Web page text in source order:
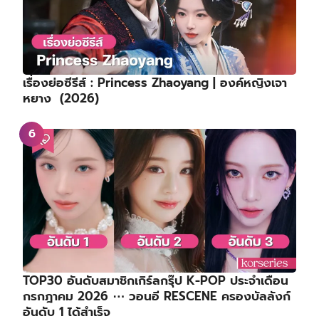
เรื่องย่อซีรีส์ : Princess Zhaoyang | องค์หญิงเจา
หยาง (2026)
TOP30 อันดับสมาชิกเกิร์ลกรุ๊ป K-POP ประจำเดือน
กรกฎาคม 2026 ⋯ วอนอี RESCENE ครองบัลลังก์
อันดับ 1 ได้สำเร็จ